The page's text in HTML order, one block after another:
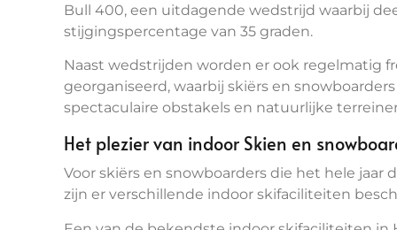
Bull 400, een uitdagende wedstrijd waarbij
stijgingspercentage van 35 graden.
Naast wedstrijden worden er ook regelmatig
georganiseerd, waarbij skiërs en
spectaculaire obstakels en natuurlijke
Het plezier van indoor Skien en
Voor skiërs en snowboarders die het hele
zijn er verschillende indoor skifaciliteiten